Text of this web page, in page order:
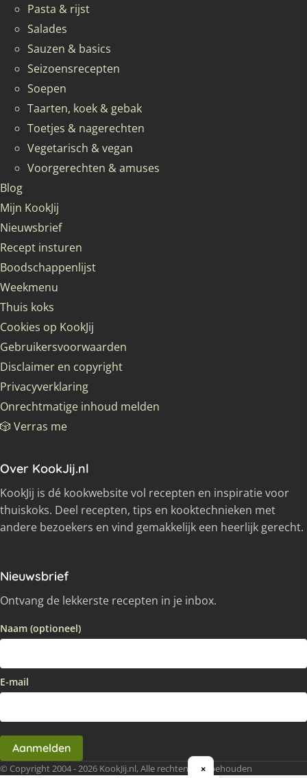
Pasta & rijst
Salades
Sauzen & basics
Seizoensrecepten
Soepen
Taarten, koek & gebak
Toetjes & nagerechten
Vegetarisch & vegan
Voorgerechten & amuses
Blog
Mijn KookJij
Nieuwsbrief
Recept insturen
Boodschappenlijst
Weekmenu
Thuis koks
Cookies op KookJij
Gebruikersvoorwaarden
Disclaimer en copyright
Privacyverklaring
Onrechtmatige inhoud melden
🎲 Verras me
Over KookJij.nl
KookJij is dé kookwebsite vol recepten en inspiratie voor
thuiskoks. Deel recepten, tips en kooktechnieken met
andere bezoekers en vind gemakkelijk een heerlijk gerecht.
Nieuwsbrief
Ontvang de lekkerste recepten in je inbox.
Naam (optioneel)
E-mail
Aanmelden
© Copyright 2004 - 2026 KookJij.nl, Alle rechten voorbehouden
×